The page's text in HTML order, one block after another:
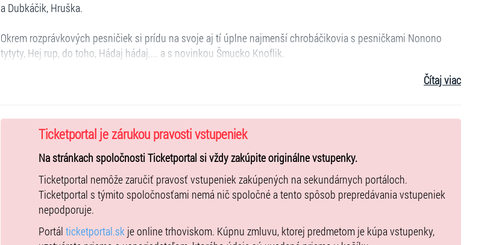
a Dubkáčik, Hruška.
Okrem rozprávkových pesničiek si prídu na svoje aj tí úplne najmenší chrobáčikovia s pesničkami Nonono
tytyty, Hej rup, do toho, Hádaj hádaj.... a s novinkou Šmucko Knoflik.
Na úplný záver si urobíme spoločné fotky zo všetkými chrobáčikmi!
Dĺžka podujatia:cca 60 min.
Zľavy/Discounts:Dieťa vozíčkar s doprovodom - platí iba doprovod (platí pre Galantu a Košice). Dieťa do 1 roka
zdarma bez nároku na sedadlo. (Na kolenách rodiča platí len pre Galantu!).
Čítaj viac
Ticketportal je zárukou pravosti vstupeniek
Na stránkach spoločnosti Ticketportal si vždy zakúpite originálne vstupenky.
Ticketportal nemôže zaručiť pravosť vstupeniek zakúpených na sekundárnych portáloch.
Ticketportal s týmito spoločnosťami nemá nič spoločné a tento spôsob prepredávania vstupeniek
nepodporuje.
Portál ticketportal.skje online trhoviskom. Kúpnu zmluvu, ktorej predmetom je kúpa vstupenky,